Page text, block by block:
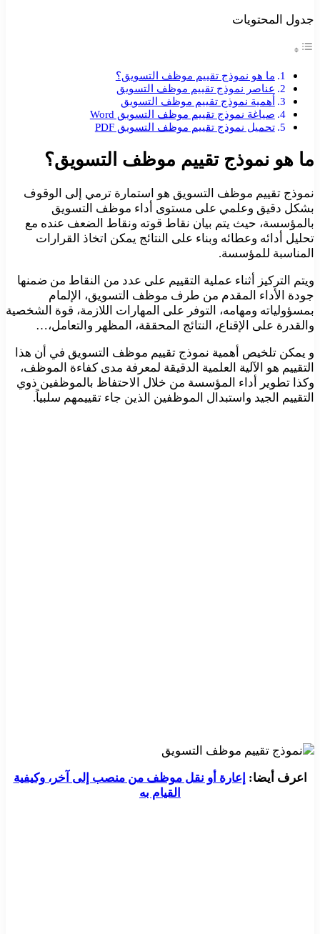
جدول المحتويات
ما هو نموذج تقييم موظف التسويق؟
عناصر نموذج تقييم موظف التسويق
أهمية نموذج تقييم موظف التسويق
صياغة نموذج تقييم موظف التسويق Word
تحميل نموذج تقييم موظف التسويق PDF
ما هو نموذج تقييم موظف التسويق؟
نموذج تقييم موظف التسويق هو استمارة ترمي إلى الوقوف
بشكل دقيق وعلمي على مستوى أداء موظف التسويق
بالمؤسسة، حيث يتم بيان نقاط قوته ونقاط الضعف عنده مع
تحليل أدائه وعطائه وبناء على النتائج يمكن اتخاذ القرارات
المناسبة للمؤسسة.
ويتم التركيز أثناء عملية التقييم على عدد من النقاط من ضمنها
جودة الأداء المقدم من طرف موظف التسويق، الإلمام
بمسؤولياته ومهامه، التوفر على المهارات اللازمة، قوة الشخصية
والقدرة على الإقناع، النتائج المحققة، المظهر والتعامل،…
و يمكن تلخيص أهمية نموذج تقييم موظف التسويق في أن هذا
التقييم هو الآلية العلمية الدقيقة لمعرفة مدى كفاءة الموظف،
وكذا تطوير أداء المؤسسة من خلال الاحتفاظ بالموظفين ذوي
التقييم الجيد واستبدال الموظفين الذين جاء تقييمهم سلبياً.
اعرف أيضا: إعارة أو نقل موظف من منصب إلى آخر، وكيفية
القيام به